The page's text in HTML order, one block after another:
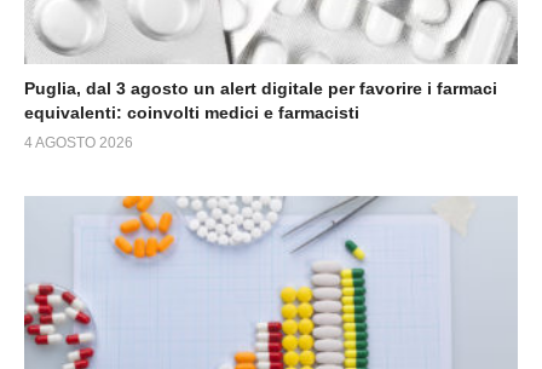
Puglia, dal 3 agosto un alert digitale per favorire i farmaci
equivalenti: coinvolti medici e farmacisti
4 AGOSTO 2026